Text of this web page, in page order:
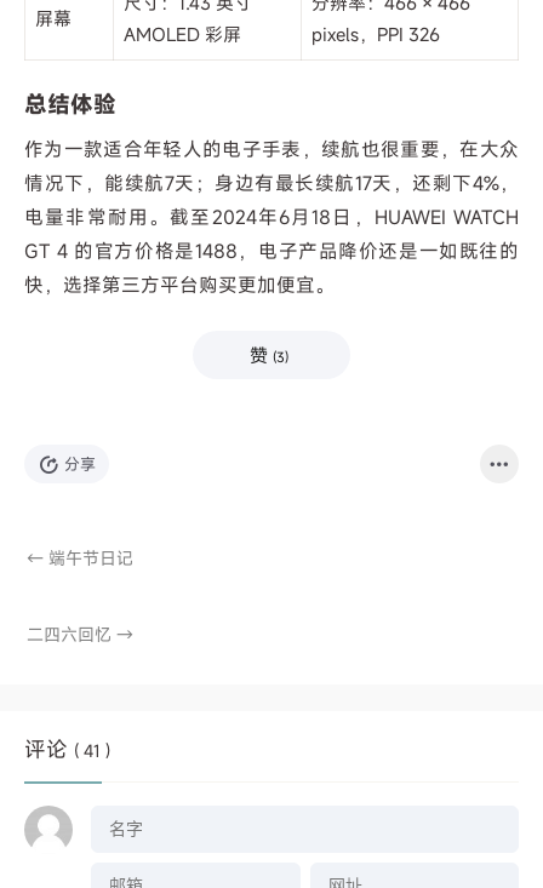
屏幕
AMOLED 彩屏
pixels，PPI 326
总结体验
作为一款适合年轻人的电子手表，续航也很重要，在大众
情况下，能续航7天；身边有最长续航17天，还剩下4%，
电量非常耐用。截至2024年6月18日，HUAWEI WATCH
GT 4 的官方价格是1488，电子产品降价还是一如既往的
快，选择第三方平台购买更加便宜。
赞 (3)
分享
← 端午节日记
二四六回忆 →
评论 ( 41 )